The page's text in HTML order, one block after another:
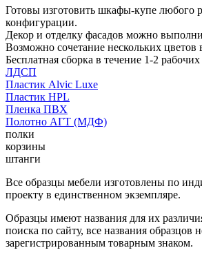
Готовы изготовить шкафы-купе любого
конфигурации.
Декор и отделку фасадов можно
Возможно сочетание нескольких цветов
Бесплатная сборка в течение 1-2
ЛДСП
Пластик Alvic Luxe
Пластик HPL
Пленка ПВХ
Полотно АГТ (МДФ)
полки
корзины
штанги
Все образцы мебели изготовлены по
проекту в единственном экземпляре.
Образцы имеют названия для их
поиска по сайту, все названия образцов
зарегистрированным товарным знаком.